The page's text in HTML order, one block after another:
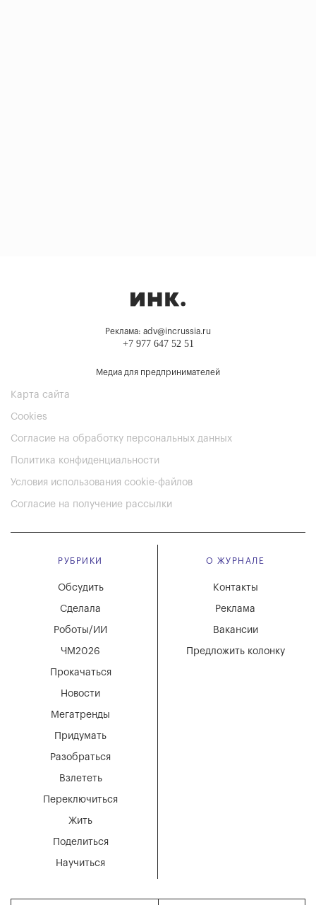
Реклама: adv@incrussia.ru
+7 977 647 52 51
Медиа для предпринимателей
Карта сайта
Cookies
Согласие на обработку персональных данных
Политика конфиденциальности
Условия использования cookie-файлов
Согласие на получение рассылки
РУБРИКИ
Мегатренды
Придумать
Разобраться
Взлететь
Новости
Переключиться
Жить
Поделиться
Научиться
Обсудить
Сделала
Роботы/ИИ
ЧМ2026
Прокачаться
О ЖУРНАЛЕ
Вакансии
Реклама
Контакты
Предложить колонку